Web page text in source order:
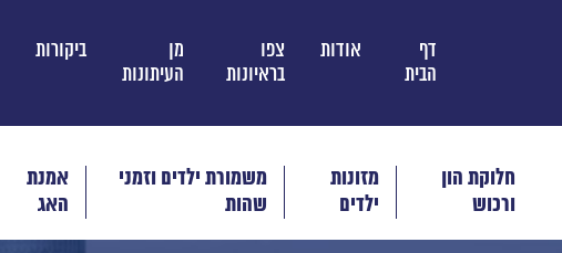
דף
הבית
אודות
צפו
בראיונות
מן
העיתונות
ביקורות
חלוקת הון
ורכוש
מזונות
ילדים
משמורת ילדים וזמני
שהות
אמנת
האג